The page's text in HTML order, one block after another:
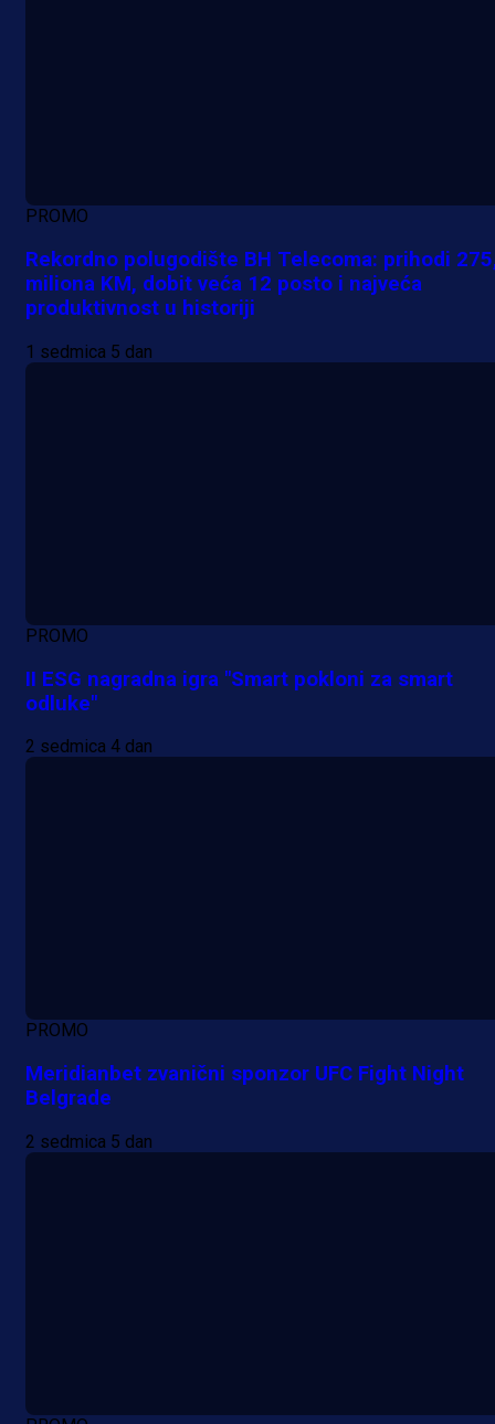
PROMO
Rekordno polugodište BH Telecoma: prihodi
miliona KM, dobit veća 12 posto i najveća
produktivnost u historiji
1 sedmica 5 dan
PROMO
II ESG nagradna igra "Smart pokloni za smart
odluke"
2 sedmica 4 dan
PROMO
Meridianbet zvanični sponzor UFC Fight Night
Belgrade
2 sedmica 5 dan